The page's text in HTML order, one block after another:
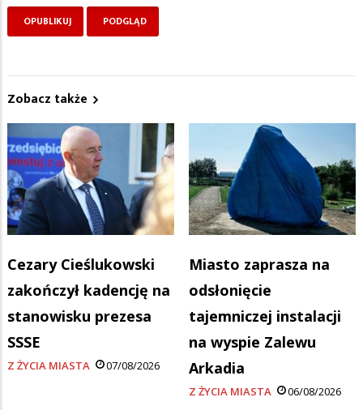
Zobacz także
Cezary Cieślukowski
zakończył kadencję na
stanowisku prezesa
SSSE
Z ŻYCIA MIASTA 07/08/2026
Miasto zaprasza na
odsłonięcie
tajemniczej instalacji
na wyspie Zalewu
Arkadia
Z ŻYCIA MIASTA 06/08/2026